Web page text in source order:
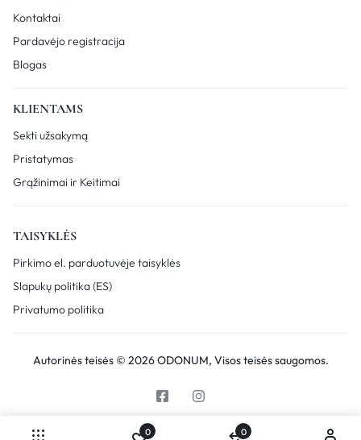
Kontaktai
Pardavėjo registracija
Blogas
KLIENTAMS
Sekti užsakymą
Pristatymas
Grąžinimai ir Keitimai
TAISYKLĖS
Pirkimo el. parduotuvėje taisyklės
Slapukų politika (ES)
Privatumo politika
Autorinės teisės © 2026 ODONUM, Visos teisės saugomos.
0 0